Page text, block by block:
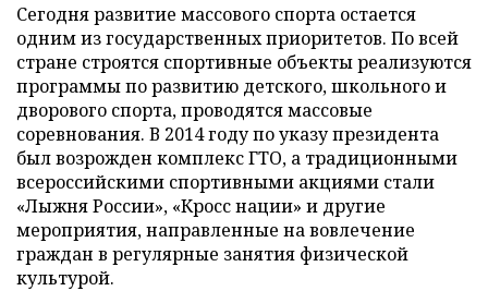
Сегодня развитие массового спорта остается
одним из государственных приоритетов. По всей
стране строятся спортивные объекты реализуются
программы по развитию детского, школьного и
дворового спорта, проводятся массовые
соревнования. В 2014 году по указу президента
был возрожден комплекс ГТО, а традиционными
всероссийскими спортивными акциями стали
«Лыжня России», «Кросс нации» и другие
мероприятия, направленные на вовлечение
граждан в регулярные занятия физической
культурой.